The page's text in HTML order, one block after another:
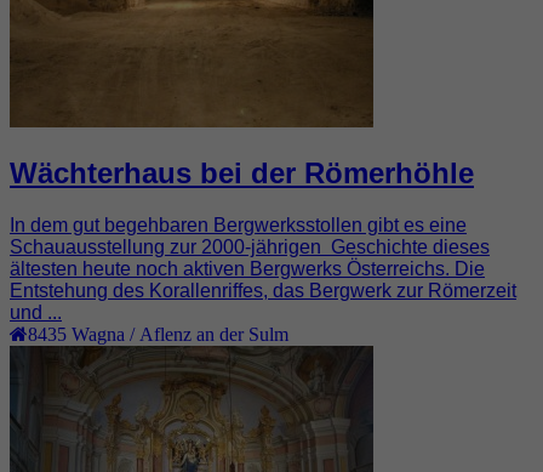
Wächterhaus bei der Römerhöhle
In dem gut begehbaren Bergwerksstollen gibt es eine
Schauausstellung zur 2000-jährigen Geschichte dieses
ältesten heute noch aktiven Bergwerks Österreichs. Die
Entstehung des Korallenriffes, das Bergwerk zur Römerzeit
und ...
8435 Wagna / Aflenz an der Sulm